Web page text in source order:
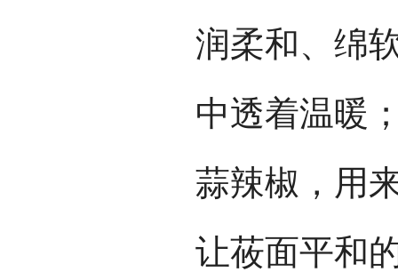
润柔和、绵
中透着温暖
蒜辣椒，用
让莜面平和